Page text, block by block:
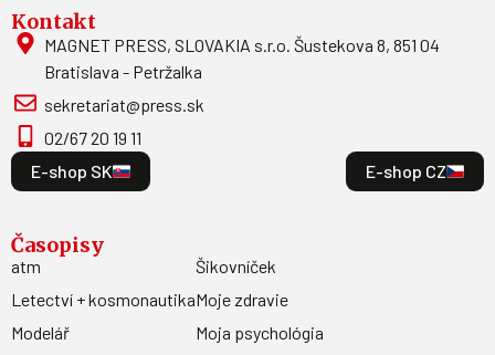
Kontakt
MAGNET PRESS, SLOVAKIA s.r.o. Šustekova 8, 851 04
Bratislava - Petržalka
sekretariat@press.sk
02/67 20 19 11
E-shop SK
E-shop CZ
Časopisy
atm
Letectví + kosmonautika
Modelář
Šikovníček
Moje zdravie
Moja psychológia